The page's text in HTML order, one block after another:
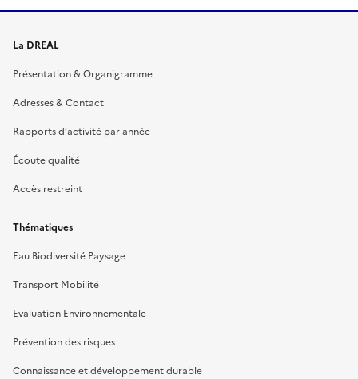
La DREAL
Présentation & Organigramme
Adresses & Contact
Rapports d’activité par année
Écoute qualité
Accès restreint
Thématiques
Eau Biodiversité Paysage
Transport Mobilité
Evaluation Environnementale
Prévention des risques
Connaissance et développement durable